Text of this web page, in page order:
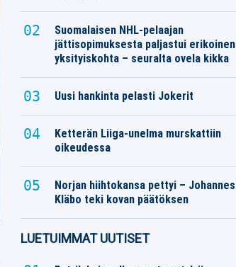
Suomalaisen NHL-pelaajan
jättisopimuksesta paljastui erikoinen
yksityiskohta – seuralta ovela kikka
Uusi hankinta pelasti Jokerit
Ketterän Liiga-unelma murskattiin
oikeudessa
Norjan hiihtokansa pettyi – Johannes
Kläbo teki kovan päätöksen
LUETUIMMAT UUTISET